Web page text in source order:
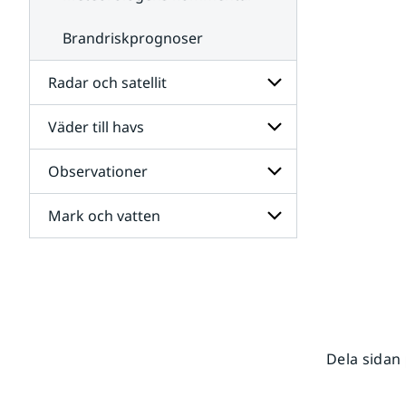
Brandriskprognoser
Radar och satellit
Undersidor
för
Radar
och
satellit
Väder till havs
Undersidor
för
Väder
till
havs
Observationer
Undersidor
för
Mark och vatten
Dela sidan